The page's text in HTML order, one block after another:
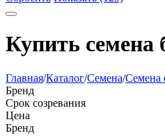
Купить семена
Главная/Каталог/Семена/Семена
Бренд
Срок созревания
Цена
Бренд